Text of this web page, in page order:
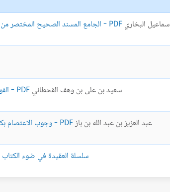
الجامع المسند الصحيح المختصر من أُمور رسول الله صلى الله عليه وسلّم وسننه وأيامه - PDF البخاري
الفوز العظيم والخسران المبين في ضوء الكتاب والسنة - PDF سعيد بن على بن وهف القحطاني
وجوب الاعتصام بكتاب الله عز وجل وسنة رسوله صلى الله عليه وسلم - PDF عبد العزيز بن عبد الله بن باز
سلسلة العقيدة في ضوء الكتاب